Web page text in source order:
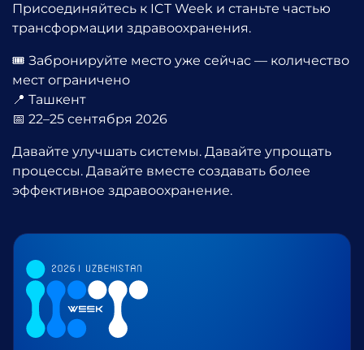
Присоединяйтесь к ICT Week и станьте частью
трансформации здравоохранения.
🎟️ Забронируйте место уже сейчас — количество
мест ограничено
📍 Ташкент
📅 22–25 сентября 2026
Давайте улучшать системы. Давайте упрощать
процессы. Давайте вместе создавать более
эффективное здравоохранение.